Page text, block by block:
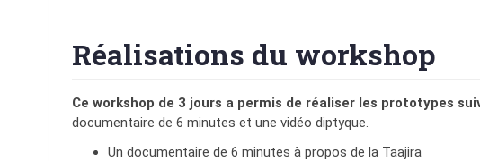
Réalisations du workshop
Ce workshop de 3 jours a permis de réaliser les prototypes
documentaire de 6 minutes et une vidéo diptyque.
Un documentaire de 6 minutes à propos de la Taajira